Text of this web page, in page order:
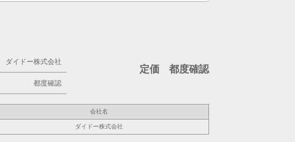
ダイドー株式会社
都度確認
定価 都度確認
会社名
ダイドー株式会社